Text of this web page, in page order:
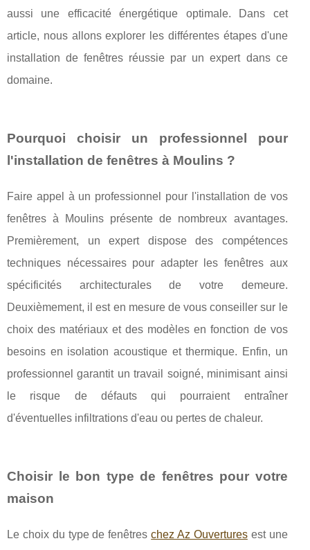
aussi une efficacité énergétique optimale. Dans cet
article, nous allons explorer les différentes étapes d'une
installation de fenêtres réussie par un expert dans ce
domaine.
Pourquoi choisir un professionnel pour
l'installation de fenêtres à Moulins ?
Faire appel à un professionnel pour l'installation de vos
fenêtres à Moulins présente de nombreux avantages.
Premièrement, un expert dispose des compétences
techniques nécessaires pour adapter les fenêtres aux
spécificités architecturales de votre demeure.
Deuxièmement, il est en mesure de vous conseiller sur le
choix des matériaux et des modèles en fonction de vos
besoins en isolation acoustique et thermique. Enfin, un
professionnel garantit un travail soigné, minimisant ainsi
le risque de défauts qui pourraient entraîner
d'éventuelles infiltrations d'eau ou pertes de chaleur.
Choisir le bon type de fenêtres pour votre
maison
Le choix du type de fenêtreschez Az Ouverturesest une